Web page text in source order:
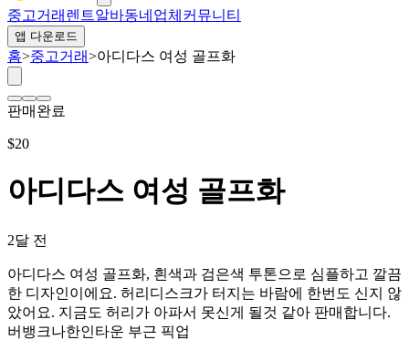
중고거래 렌트알바동네업체 커뮤니티
앱 다운로드
홈>중고거래>아디다스 여성 골프화
판매완료
$20
아디다스 여성 골프화
2달 전
아디다스 여성 골프화, 흰색과 검은색 투톤으로 심플하고 깔끔
한 디자인이에요. 허리디스크가 터지는 바람에 한번도 신지 않
았어요. 지금도 허리가 아파서 못신게 될것 같아 판매합니다.
버뱅크나한인타운 부근 픽업